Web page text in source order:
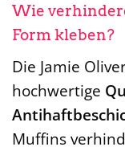
Wie
Form kleben?
Die Jamie
hochwertige
Muffins